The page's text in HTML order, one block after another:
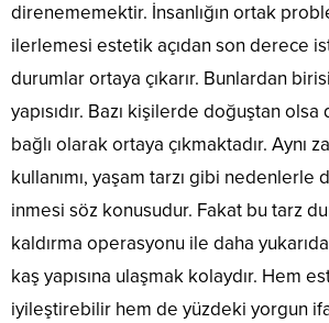
direnememektir. İnsanlığın ortak
ilerlemesi estetik açıdan son derece
durumlar ortaya çıkarır. Bunlardan
yapısıdır. Bazı kişilerde doğuştan
bağlı olarak ortaya çıkmaktadır. Aynı
kullanımı, yaşam tarzı gibi nedenlerle
inmesi söz konusudur. Fakat bu tarz
kaldırma operasyonu ile daha
kaş yapısına ulaşmak kolaydır. Hem
iyileştirebilir hem de yüzdeki yorgun